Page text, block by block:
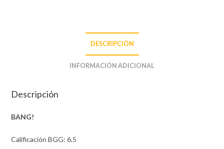
DESCRIPCIÓN
INFORMACIÓN ADICIONAL
Descripción
BANG!
Calificación BGG: 6.5